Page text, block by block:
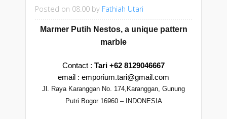
Posted on 08.00 by Fathiah Utari
Marmer Putih Nestos, a unique pattern
marble
Contact : Tari +62 8129046667
email : emporium.tari@gmail.com
Jl. Raya Karanggan No. 174, Karanggan, Gunung
Putri Bogor 16960 – INDONESIA